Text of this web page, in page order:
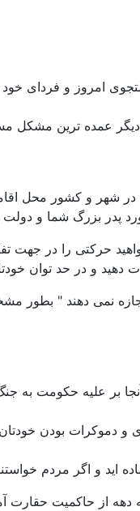
امروز و فردای
عمده ترین مشکل
شهر و کشور محل
پدر بزرگ شما و
حرکتی را در جهت
دهید و در حد توان
نمی دهند "
بر علیه حکومت به جنگ
و دموکرات بودن خودتان
اید و اگر مردم
دهه از حاکمیت